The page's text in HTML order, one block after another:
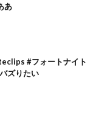
あ
#フォートナイト
ズりたい